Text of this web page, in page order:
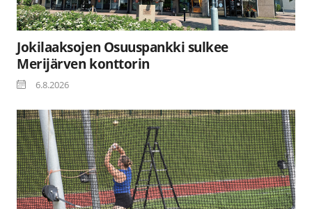
Jokilaaksojen Osuuspankki sulkee
Merijärven konttorin
6.8.2026